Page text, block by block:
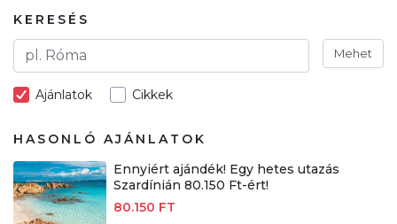
KERESÉS
Mehet
Ajánlatok Cikkek
HASONLÓ AJÁNLATOK
Ennyiért ajándék! Egy hetes utazás
Szardínián 80.150 Ft-ért!
80.150 FT